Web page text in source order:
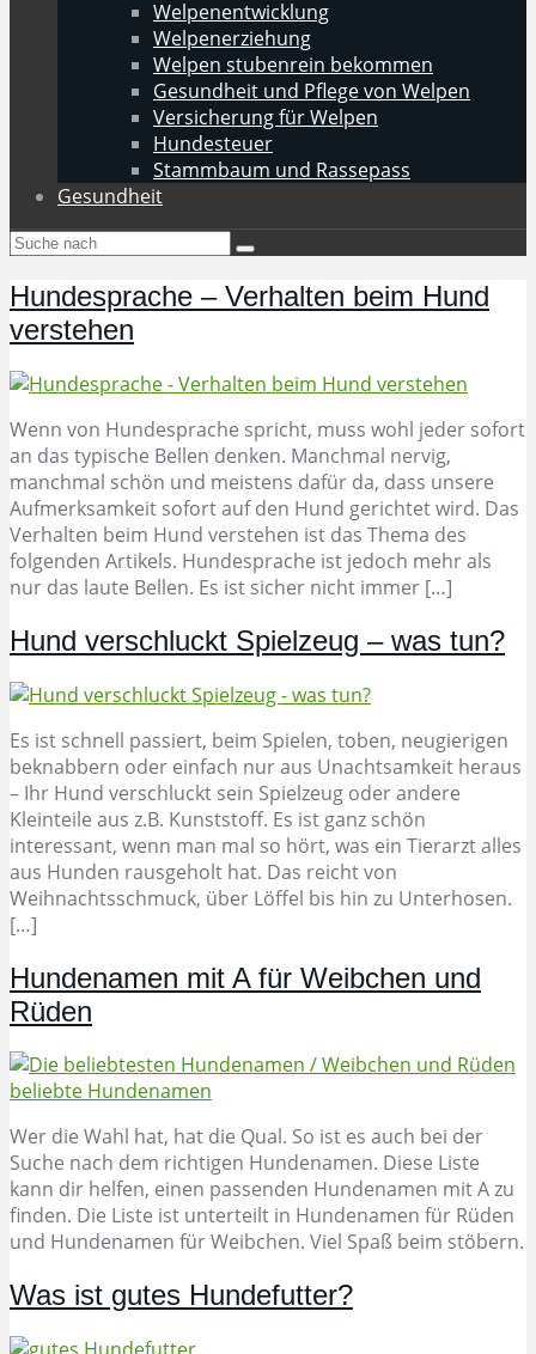
Welpenentwicklung
Welpenerziehung
Welpen stubenrein bekommen
Gesundheit und Pflege von Welpen
Versicherung für Welpen
Hundesteuer
Stammbaum und Rassepass
Gesundheit
Hundesprache – Verhalten beim Hund
verstehen
Wenn von Hundesprache spricht, muss wohl jeder sofort
an das typische Bellen denken. Manchmal nervig,
manchmal schön und meistens dafür da, dass unsere
Aufmerksamkeit sofort auf den Hund gerichtet wird. Das
Verhalten beim Hund verstehen ist das Thema des
folgenden Artikels. Hundesprache ist jedoch mehr als
nur das laute Bellen. Es ist sicher nicht immer […]
Hund verschluckt Spielzeug – was tun?
Es ist schnell passiert, beim Spielen, toben, neugierigen
beknabbern oder einfach nur aus Unachtsamkeit heraus
– Ihr Hund verschluckt sein Spielzeug oder andere
Kleinteile aus z.B. Kunststoff. Es ist ganz schön
interessant, wenn man mal so hört, was ein Tierarzt alles
aus Hunden rausgeholt hat. Das reicht von
Weihnachtsschmuck, über Löffel bis hin zu Unterhosen.
[…]
Hundenamen mit A für Weibchen und
Rüden
Wer die Wahl hat, hat die Qual. So ist es auch bei der
Suche nach dem richtigen Hundenamen. Diese Liste
kann dir helfen, einen passenden Hundenamen mit A zu
finden. Die Liste ist unterteilt in Hundenamen für Rüden
und Hundenamen für Weibchen. Viel Spaß beim stöbern.
Was ist gutes Hundefutter?